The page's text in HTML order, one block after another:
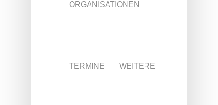
ORGANISATIONEN
TERMINE WEITERE